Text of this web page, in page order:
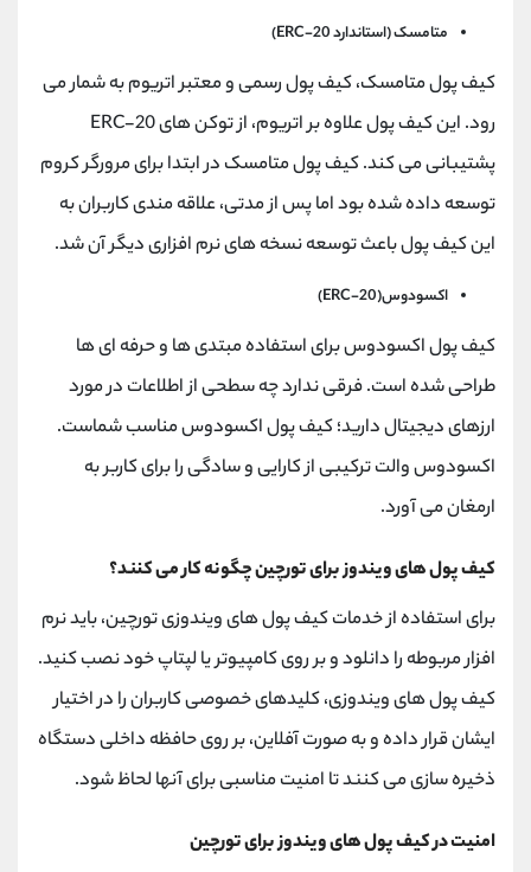
متامسک (استاندارد ERC-20)
کیف پول متامسک، کیف پول رسمی و معتبر اتریوم به شمار می
رود. این کیف پول علاوه بر اتریوم، از توکن های ERC-20
پشتیبانی می کند. کیف پول متامسک در ابتدا برای مرورگر کروم
توسعه داده شده بود اما پس از مدتی، علاقه مندی کاربران به
این کیف پول باعث توسعه نسخه های نرم افزاری دیگر آن شد.
اکسودوس(ERC-20)
کیف پول اکسودوس برای استفاده مبتدی ها و حرفه ای ها
طراحی شده است. فرقی ندارد چه سطحی از اطلاعات در مورد
ارزهای دیجیتال دارید؛ کیف پول اکسودوس مناسب شماست.
اکسودوس والت ترکیبی از کارایی و سادگی را برای کاربر به
ارمغان می آورد.
کیف پول های ویندوز برای تورچین چگونه کار می کنند؟
برای استفاده از خدمات کیف پول های ویندوزی تورچین، باید نرم
افزار مربوطه را دانلود و بر روی کامپیوتر یا لپتاپ خود نصب کنید.
کیف پول های ویندوزی، کلیدهای خصوصی کاربران را در اختیار
ایشان قرار داده و به صورت آفلاین، بر روی حافظه داخلی دستگاه
ذخیره سازی می کنند تا امنیت مناسبی برای آنها لحاظ شود.
امنیت در کیف پول های ویندوز برای تورچین